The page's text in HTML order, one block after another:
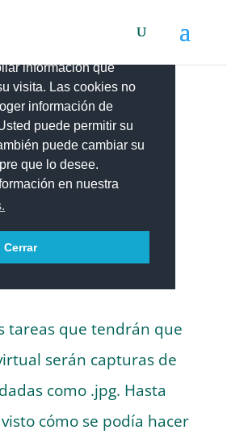
cookies propias y de
información que
visita. Las cookies no
información de
puede permitir su
puede cambiar su
que lo desee.
en nuestra
Cerrar
UNA
DE
CON
tareas que tendrán que
serán capturas de
como .jpg. Hasta
cómo se podía hacer